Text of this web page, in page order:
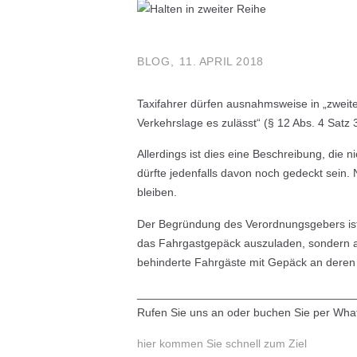
BLOG 11. APRIL 2018
Taxifahrer dürfen ausnahmsweise in
Verkehrslage es zulässt“ (§ 12 Abs. 4 Satz
Allerdings ist dies eine Beschreibung, die
dürfte jedenfalls davon noch gedeckt sein.
bleiben.
Der Begründung des Verordnungsgebers
das Fahrgastgepäck auszuladen, sondern
behinderte Fahrgäste mit Gepäck an
Rufen Sie uns an oder buchen Sie per
hier kommen Sie schnell zum Ziel